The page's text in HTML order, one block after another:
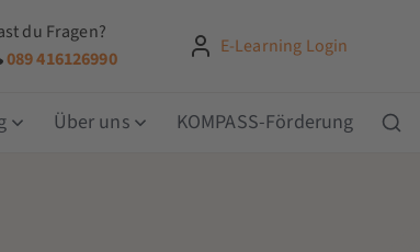
du Fragen?
089 416126990
E-Learning Login
Über uns KOMPASS-Förderung